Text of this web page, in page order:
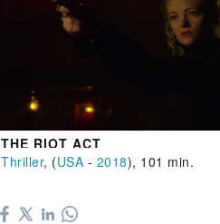
THE RIOT ACT
Thriller, (USA - 2018), 101 min.